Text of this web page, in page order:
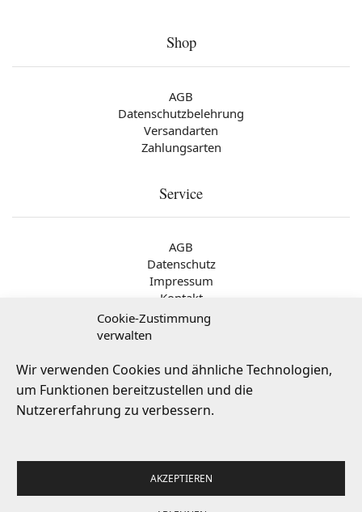
Cookie-Zustimmung
verwalten
Wir verwenden Cookies und ähnliche Technologien,
um Funktionen bereitzustellen und die
Nutzererfahrung zu verbessern.
AKZEPTIEREN
Shop
AGB
Datenschutzbelehrung
Versandarten
Zahlungsarten
Service
AGB
Datenschutz
Impressum
Kontakt